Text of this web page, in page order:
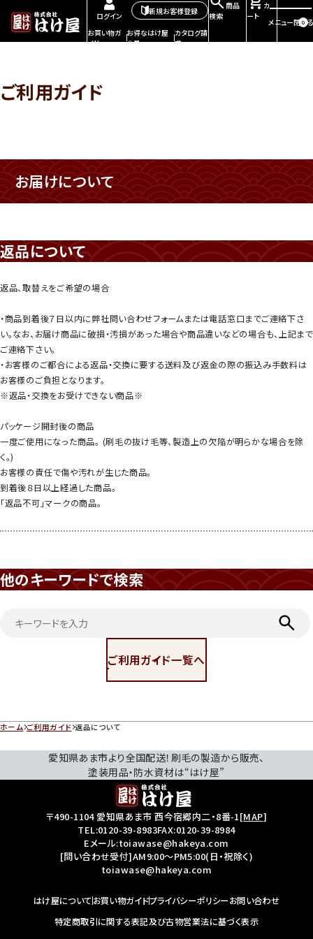
ログイン
新規お客様登録
お買い物ガ
イド
お得なはけ屋
会員
カタログ請
求
商品
検索
カ
ート
0
メニュー閉じる
ご利用ガイド
ホーム ご利用ガイド 返品について
お届けについて
返品について
返品、取替えをご希望の場合
・商品到着後７日以内に弊社問い合わせフォームまたは電話窓口までご連絡下さ
い。なお、お届け商品に破損・汚損があった場合や商品違いなどの場合も、上記まで
ご連絡下さい。
・お客様のご都合による返品・交換に要する送料及び返金の際の振込み手数料は
お客様のご負担となります。
※返品・交換をお受けできない商品※
パッケージ開封後の商品
一度ご使用になった商品。 (刷毛の抜け毛等、製造上の欠陥が明らかな場合を除
く。)
お客様の責任で傷や汚れが生じた商品。
到着後８日以上経過した商品。
「返品不可」マークの商品。
他のキーワードで検索
ご利用ガイド一覧へ
愛知県あま市より全国配送！刷毛の製造から販売、
塗装用品・防水資材は“はけ屋”
〒490-1104 愛知県あま市 西今宿郷内二・8番-1[MAP]
TEL:0120-39-8983FAX:0120-39-8984
Eメール:toiawase@hakeya.com
[問い合わせ受付]AM9:00～PM5:00(日・祝除く)
toiawase@hakeya.com
はけ屋についてお買い物ガイドプライバシーポリシーお問い合わせ
特定商取引に関する表記及び古物営業法に基づく表示